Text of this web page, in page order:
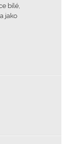
bílé,
jako